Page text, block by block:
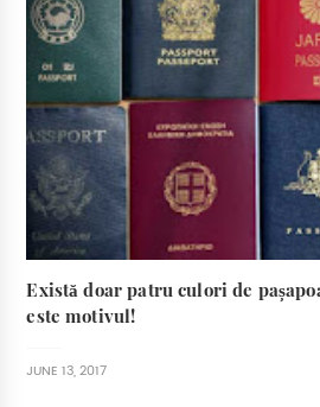
Există doar patru culori de
este motivul!
JUNE 13, 2017